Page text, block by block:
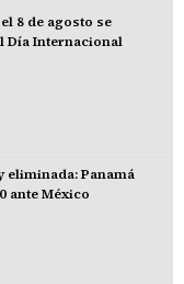
8 de agosto se
Día Internacional
eliminada: Panamá
ante México